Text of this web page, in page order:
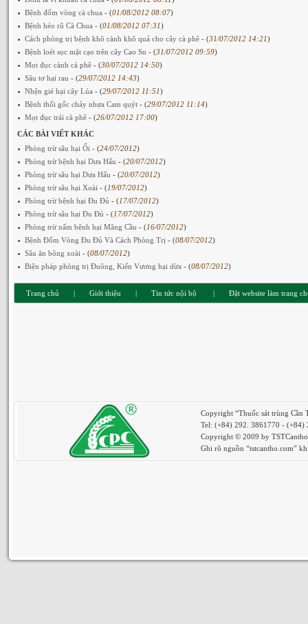
Bệnh đốm vòng cà chua - (01/08/2012 08:07)
Bệnh héo rũ Cà Chua - (01/08/2012 07:31)
Cách phòng trị bệnh khô cành khô quả cho cây cà phê - (31/07/2012 14:21)
Bệnh loét sọc mặt cạo trên cây Cao Su - (31/07/2012 09:59)
Mọt đục cành cà phê - (30/07/2012 14:50)
Sâu tơ hại rau - (29/07/2012 14:43)
Nhện gié hại cây Lúa - (29/07/2012 11:51)
Bệnh thối gốc chảy nhựa Cam quýt - (29/07/2012 11:14)
Mọt đục trái cà phê - (26/07/2012 17:00)
CÁC BÀI VIẾT KHÁC
Phòng trừ sâu hại Ổi - (24/07/2012)
Phòng trừ bệnh hại Dưa Hấu - (20/07/2012)
Phòng trừ sâu hại Dưa Hấu - (20/07/2012)
Phòng trừ sâu hại Xoài - (19/07/2012)
Phòng trừ bệnh hại Đu Đủ - (17/07/2012)
Phòng trừ sâu hại Đu Đủ - (17/07/2012)
Phòng trừ nấm bệnh hại Mãng Cầu - (16/07/2012)
Bệnh Đốm Vòng Đu Đủ Và Cách Phòng Trị - (08/07/2012)
Sâu ăn bông xoài - (08/07/2012)
Biện pháp phòng trị Đuông, Kiến Vương hại dừa - (08/07/2012)
Trang chủ | Giới thiệu | Tin tức nội bộ | Đặt website làm trang
Copyright “Thuốc sát trùng Cần
Tel: (+84) 292. 3861770 - (+84)
Copyright © 2009 by
Ghi rõ nguồn “tstcantho.com”